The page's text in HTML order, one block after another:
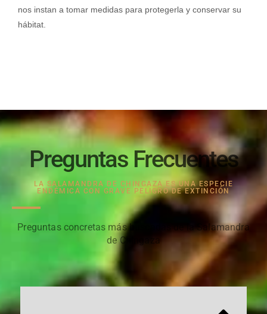
nos instan a tomar medidas para protegerla y conservar su
hábitat.
Preguntas Frecuentes
LA SALAMANDRA DE CHINGAZA ES UNA ESPECIE
ENDÉMICA CON GRAVE PELIGRO DE EXTINCIÓN
Preguntas concretas más buscadas de la Salamandra
de Chingaza